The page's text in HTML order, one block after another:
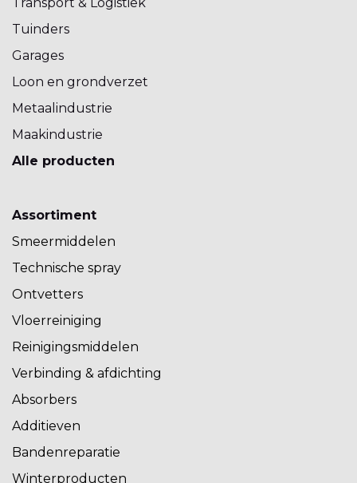
Transport & Logistiek
Tuinders
Garages
Loon en grondverzet
Metaalindustrie
Maakindustrie
Alle producten
Assortiment
Smeermiddelen
Technische spray
Ontvetters
Vloerreiniging
Reinigingsmiddelen
Verbinding & afdichting
Absorbers
Additieven
Bandenreparatie
Winterproducten